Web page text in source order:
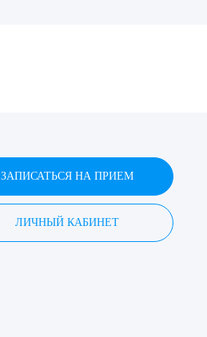
ЗАПИСАТЬСЯ НА ПРИЕМ
ЛИЧНЫЙ КАБИНЕТ